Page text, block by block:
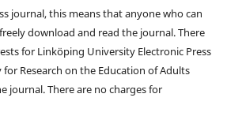
journal, this means that anyone who can
download and read the journal. There
for Linköping University Electronic Press
Research on the Education of Adults
journal. There are no charges for